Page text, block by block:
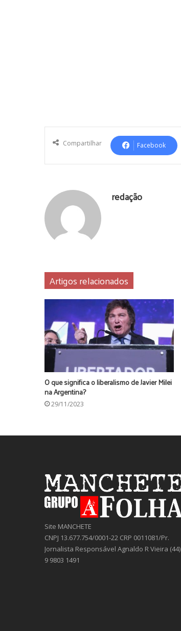
Compartilhar Facebook
redação
Artigos relacionados
O que significa o liberalismo de Javier Milei
na Argentina?
29/11/2023
Site MANCHETE
CNPJ 13.677.754/0001-22 CRP 0011081/Pr.
Jornalista Responsável Agnaldo R Vieira (44)
9 9803 1491